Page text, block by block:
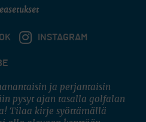
INSTAGRAM
ja perjantaisin
pysyt ajan tasalla golfalan
Tilaa kirje syöttämällä